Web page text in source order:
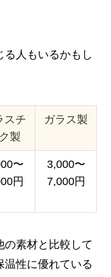
人もいるかもし
スチ
製
ガラス製
〜
円
3,000〜
7,000円
の素材と比較して
温性に優れている